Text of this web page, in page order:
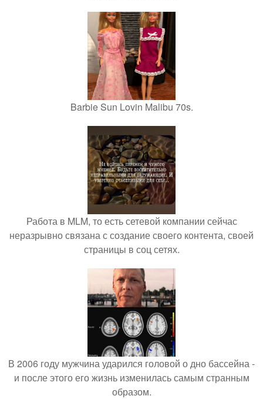
Barbie Sun Lovin Malibu 70s.
Работа в MLM, то есть сетевой компании сейчас
неразрывно связана с создание своего контента, своей
страницы в соц сетях.
В 2006 году мужчина ударился головой о дно бассейна -
и после этого его жизнь изменилась самым странным
образом.